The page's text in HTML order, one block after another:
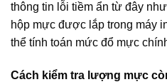
thông tin lỗi tiềm ẩn từ đây
hộp mực được lắp trong máy
thể tính toán mức đổ mực
Cách kiểm tra lượng mực